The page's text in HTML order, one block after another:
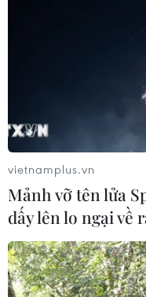
vietnamplus.vn
Mảnh vỡ tên lửa
dấy lên lo ngại về